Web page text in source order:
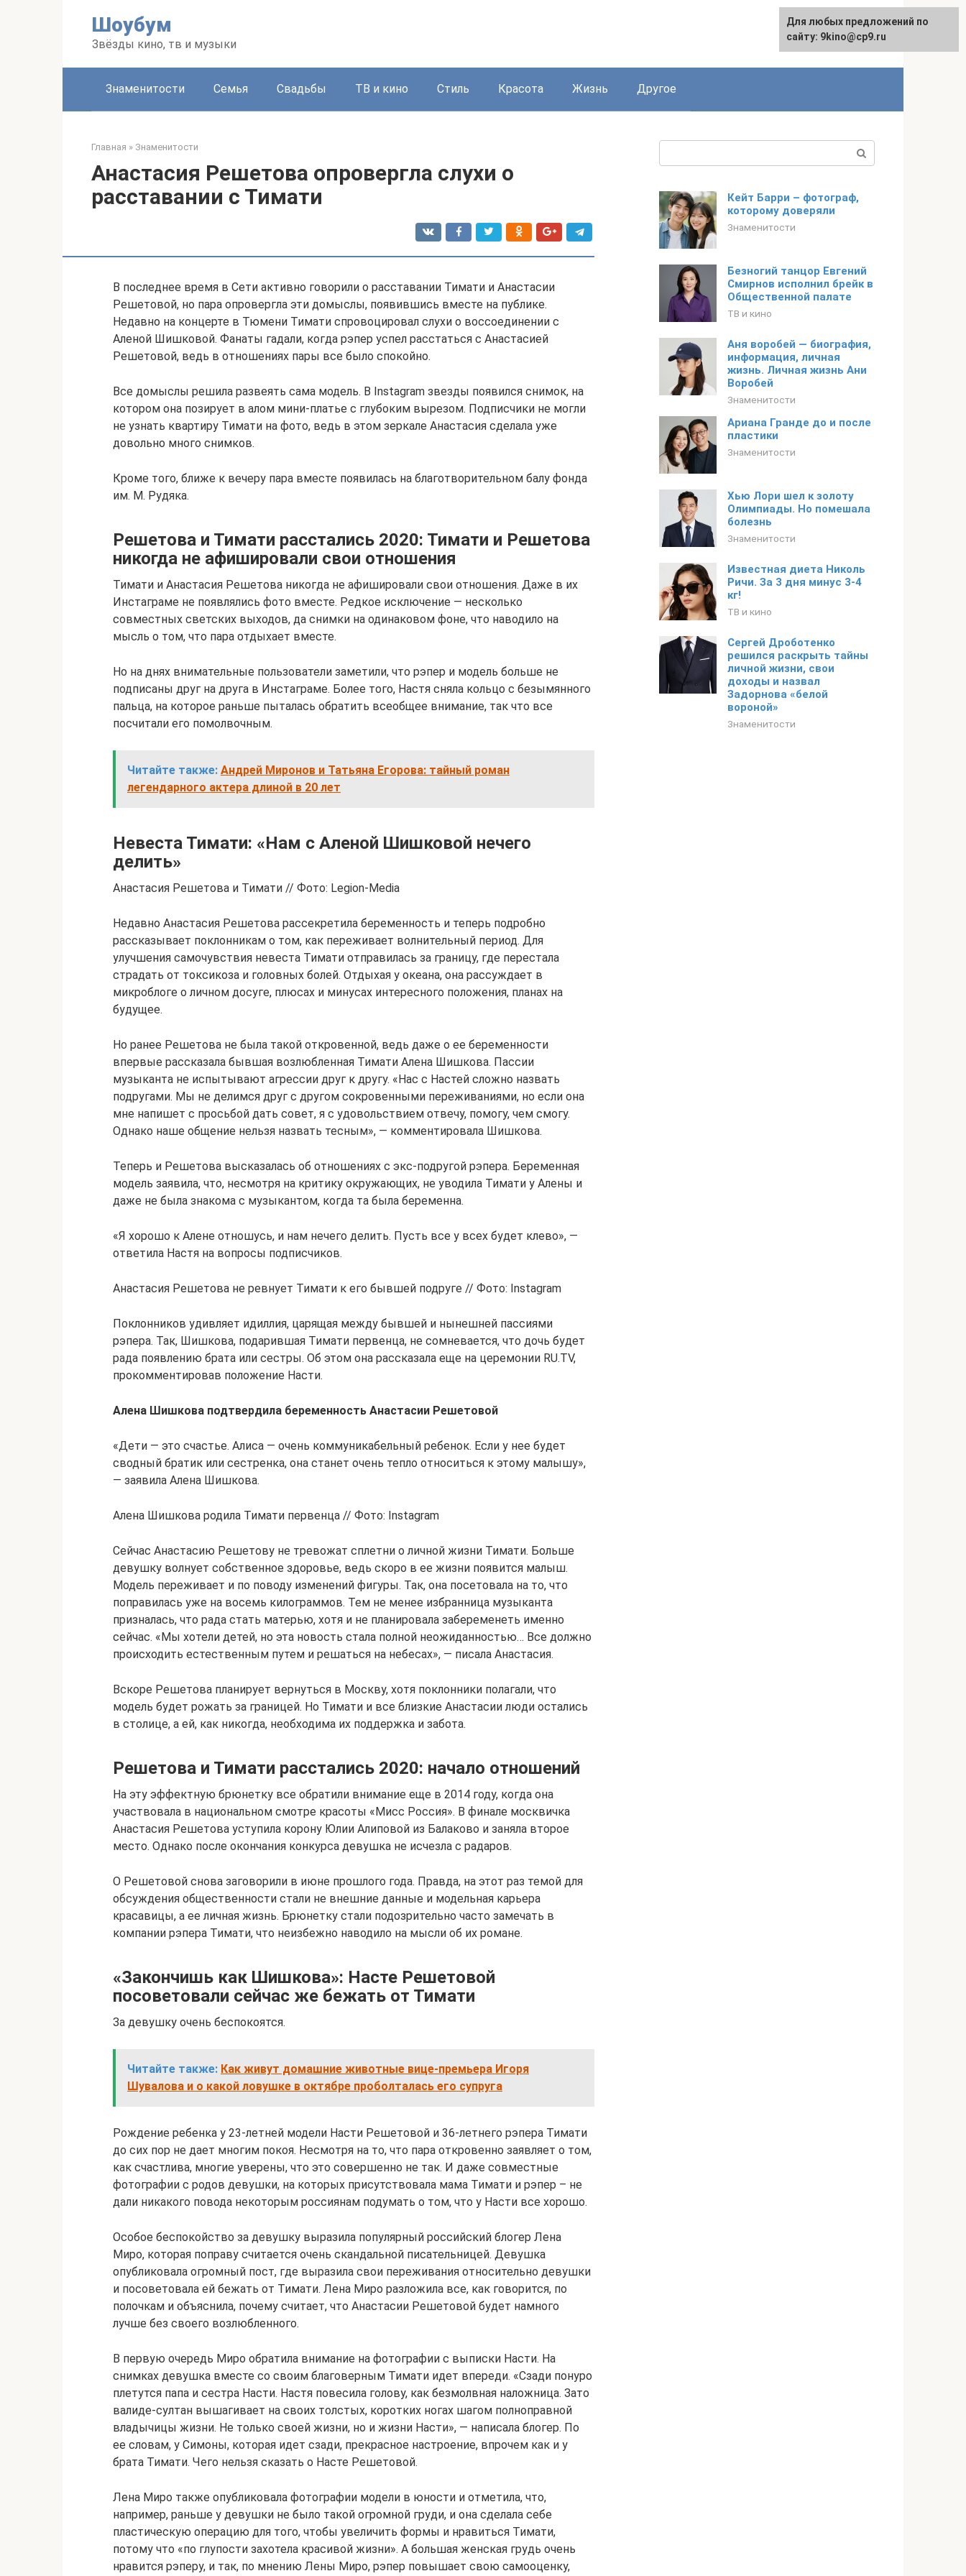
Шоубум
Звёзды кино, тв и музыки
English
Знаменитости Семья Свадьбы ТВ и кино Стиль Красота Жизнь Другое
Главная » Знаменитости
Анастасия Решетова опровергла слухи о
расставании с Тимати
В последнее время в Сети активно говорили о расставании Тимати и Анастасии
Решетовой, но пара опровергла эти домыслы, появившись вместе на публике.
Недавно на концерте в Тюмени Тимати спровоцировал слухи о воссоединении с
Аленой Шишковой. Фанаты гадали, когда рэпер успел расстаться с Анастасией
Решетовой, ведь в отношениях пары все было спокойно.
Все домыслы решила развеять сама модель. В Instagram звезды появился снимок, на
котором она позирует в алом мини-платье с глубоким вырезом. Подписчики не могли
не узнать квартиру Тимати на фото, ведь в этом зеркале Анастасия сделала уже
довольно много снимков.
Кроме того, ближе к вечеру пара вместе появилась на благотворительном балу фонда
им. М. Рудяка.
Решетова и Тимати расстались 2020: Тимати и Решетова
никогда не афишировали свои отношения
Тимати и Анастасия Решетова никогда не афишировали свои отношения. Даже в их
Инстаграме не появлялись фото вместе. Редкое исключение — несколько
совместных светских выходов, да снимки на одинаковом фоне, что наводило на
мысль о том, что пара отдыхает вместе.
Но на днях внимательные пользователи заметили, что рэпер и модель больше не
подписаны друг на друга в Инстаграме. Более того, Настя сняла кольцо с безымянного
пальца, на которое раньше пыталась обратить всеобщее внимание, так что все
посчитали его помолвочным.
Читайте также: Андрей Миронов и Татьяна Егорова: тайный роман
легендарного актера длиной в 20 лет
Невеста Тимати: «Нам с Аленой Шишковой нечего
делить»
Анастасия Решетова и Тимати // Фото: Legion-Media
Недавно Анастасия Решетова рассекретила беременность и теперь подробно
рассказывает поклонникам о том, как переживает волнительный период. Для
улучшения самочувствия невеста Тимати отправилась за границу, где перестала
страдать от токсикоза и головных болей. Отдыхая у океана, она рассуждает в
микроблоге о личном досуге, плюсах и минусах интересного положения, планах на
будущее.
Но ранее Решетова не была такой откровенной, ведь даже о ее беременности
впервые рассказала бывшая возлюбленная Тимати Алена Шишкова. Пассии
музыканта не испытывают агрессии друг к другу. «Нас с Настей сложно назвать
подругами. Мы не делимся друг с другом сокровенными переживаниями, но если она
мне напишет с просьбой дать совет, я с удовольствием отвечу, помогу, чем смогу.
Однако наше общение нельзя назвать тесным», — комментировала Шишкова.
Теперь и Решетова высказалась об отношениях с экс-подругой рэпера. Беременная
модель заявила, что, несмотря на критику окружающих, не уводила Тимати у Алены и
даже не была знакома с музыкантом, когда та была беременна.
«Я хорошо к Алене отношусь, и нам нечего делить. Пусть все у всех будет клево», —
ответила Настя на вопросы подписчиков.
Анастасия Решетова не ревнует Тимати к его бывшей подруге // Фото: Instagram
Поклонников удивляет идиллия, царящая между бывшей и нынешней пассиями
рэпера. Так, Шишкова, подарившая Тимати первенца, не сомневается, что дочь будет
рада появлению брата или сестры. Об этом она рассказала еще на церемонии RU.TV,
прокомментировав положение Насти.
Алена Шишкова подтвердила беременность Анастасии Решетовой
«Дети — это счастье. Алиса — очень коммуникабельный ребенок. Если у нее будет
сводный братик или сестренка, она станет очень тепло относиться к этому малышу»,
— заявила Алена Шишкова.
Алена Шишкова родила Тимати первенца // Фото: Instagram
Сейчас Анастасию Решетову не тревожат сплетни о личной жизни Тимати. Больше
девушку волнует собственное здоровье, ведь скоро в ее жизни появится малыш.
Модель переживает и по поводу изменений фигуры. Так, она посетовала на то, что
поправилась уже на восемь килограммов. Тем не менее избранница музыканта
призналась, что рада стать матерью, хотя и не планировала забеременеть именно
сейчас. «Мы хотели детей, но эта новость стала полной неожиданностью… Все должно
происходить естественным путем и решаться на небесах», — писала Анастасия.
Вскоре Решетова планирует вернуться в Москву, хотя поклонники полагали, что
модель будет рожать за границей. Но Тимати и все близкие Анастасии люди остались
в столице, а ей, как никогда, необходима их поддержка и забота.
Решетова и Тимати расстались 2020: начало отношений
На эту эффектную брюнетку все обратили внимание еще в 2014 году, когда она
участвовала в национальном смотре красоты «Мисс Россия». В финале москвичка
Анастасия Решетова уступила корону Юлии Алиповой из Балаково и заняла второе
место. Однако после окончания конкурса девушка не исчезла с радаров.
О Решетовой снова заговорили в июне прошлого года. Правда, на этот раз темой для
обсуждения общественности стали не внешние данные и модельная карьера
красавицы, а ее личная жизнь. Брюнетку стали подозрительно часто замечать в
компании рэпера Тимати, что неизбежно наводило на мысли об их романе.
«Закончишь как Шишкова»: Насте Решетовой
посоветовали сейчас же бежать от Тимати
За девушку очень беспокоятся.
Читайте также: Как живут домашние животные вице-премьера Игоря
Шувалова и о какой ловушке в октябре проболталась его супруга
Рождение ребенка у 23-летней модели Насти Решетовой и 36-летнего рэпера Тимати
до сих пор не дает многим покоя. Несмотря на то, что пара откровенно заявляет о том,
как счастлива, многие уверены, что это совершенно не так. И даже совместные
фотографии с родов девушки, на которых присутствовала мама Тимати и рэпер – не
дали никакого повода некоторым россиянам подумать о том, что у Насти все хорошо.
Особое беспокойство за девушку выразила популярный российский блогер Лена
Миро, которая поправу считается очень скандальной писательницей. Девушка
опубликовала огромный пост, где выразила свои переживания относительно девушки
и посоветовала ей бежать от Тимати. Лена Миро разложила все, как говорится, по
полочкам и объяснила, почему считает, что Анастасии Решетовой будет намного
лучше без своего возлюбленного.
В первую очередь Миро обратила внимание на фотографии с выписки Насти. На
снимках девушка вместе со своим благоверным Тимати идет впереди. «Сзади понуро
плетутся папа и сестра Насти. Настя повесила голову, как безмолвная наложница. Зато
валиде-султан вышагивает на своих толстых, коротких ногах шагом полноправной
владычицы жизни. Не только своей жизни, но и жизни Насти», — написала блогер. По
ее словам, у Симоны, которая идет сзади, прекрасное настроение, впрочем как и у
брата Тимати. Чего нельзя сказать о Насте Решетовой.
Лена Миро также опубликовала фотографии модели в юности и отметила, что,
например, раньше у девушки не было такой огромной груди, и она сделала себе
пластическую операцию для того, чтобы увеличить формы и нравиться Тимати,
потому что «по глупости захотела красивой жизни». А большая женская грудь очень
нравится рэперу, и так, по мнению Лены Миро, рэпер повышает свою самооценку,
Кейт Барри – фотограф,
которому доверяли
Знаменитости
Безногий танцор Евгений
Смирнов исполнил брейк в
Общественной палате
ТВ и кино
Аня воробей — биография,
информация, личная
жизнь. Личная жизнь Ани
Воробей
Знаменитости
Ариана Гранде до и после
пластики
Знаменитости
Хью Лори шел к золоту
Олимпиады. Но помешала
болезнь
Знаменитости
Известная диета Николь
Ричи. За 3 дня минус 3-4
кг!
ТВ и кино
Сергей Дроботенко
решился раскрыть тайны
личной жизни, свои
доходы и назвал
Задорнова «белой
вороной»
Знаменитости
Для любых предложений по
сайту: 9kino@cp9.ru